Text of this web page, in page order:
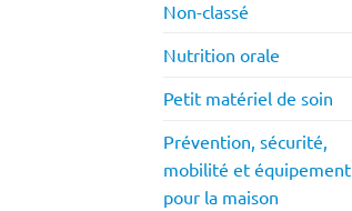
Non-classé
Nutrition orale
Petit matériel de soin
Prévention, sécurité,
mobilité et équipement
pour la maison